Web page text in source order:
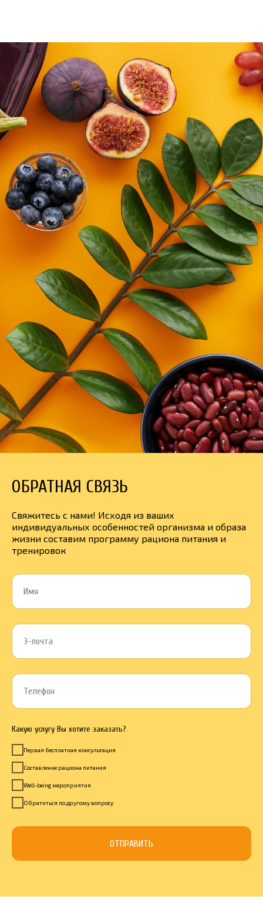
ОБРАТНАЯ СВЯЗЬ
Свяжитесь с нами! Исходя из ваших
индивидуальных особенностей организма и образа
жизни составим программу рациона питания и
тренировок
Имя
Э-почта
Телефон
Какую услугу Вы хотите заказать?
Первая бесплатная консультация
Составление рациона питания
Well-being мероприятия
Обратиться по другому вопросу
ОТПРАВИТЬ